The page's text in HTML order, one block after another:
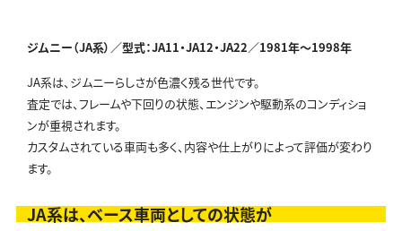
ジムニー（JA系）／型式：JA11・JA12・JA22／1981年～1998年
JA系は、ジムニーらしさが色濃く残る世代です。
査定では、フレームや下回りの状態、エンジンや駆動系のコンディショ
ンが重視されます。
カスタムされている車両も多く、内容や仕上がりによって評価が変わり
ます。
JA系は、ベース車両としての状態が